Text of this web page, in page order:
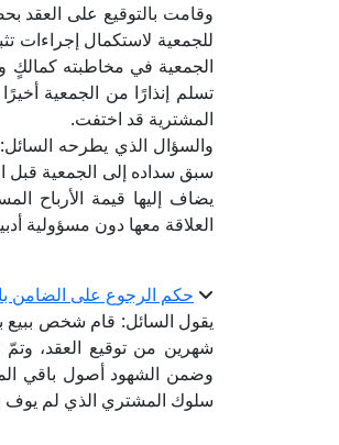
وقامت بالتوقيع على العقد
للجمعية لاستكمال إجراءات
الجمعية في مخاطبته كمالكٍ
تسلم إنذارًا من الجمعية
المشترية قد اختفت.
والسؤال الذي يطرحه
سبق سداده إلى الجمعية قبل
يضاف إليها قيمة الأرباح
العلاقة معها دون مسؤولية
حكم الرجوع على الضامن
يقول السائل: قام شخص ببيع
شهرين من توقيع العقد، وتمّ
وضمن الشهود أصول باقي
سلوك المشتري الذي لم يوف